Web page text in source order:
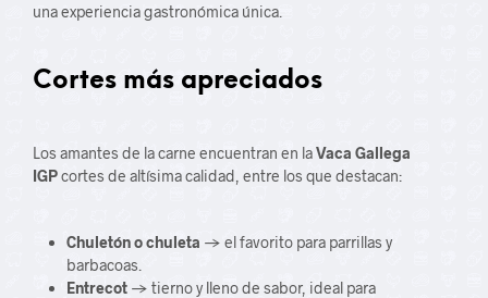
una experiencia gastronómica única.
Cortes más apreciados
Los amantes de la carne encuentran en laVaca Gallega
IGPcortes de altísima calidad, entre los que destacan:
Chuletón o chuleta → el favorito para parrillas y
barbacoas.
Entrecot→ tierno y lleno de sabor, ideal para